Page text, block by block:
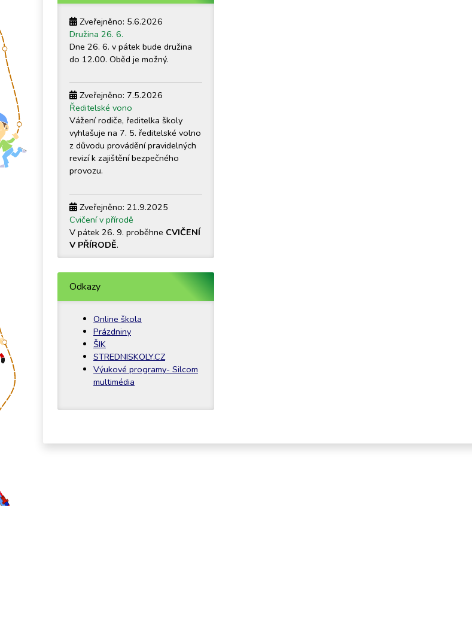
Zveřejněno: 5.6.2026
Družina 26. 6.
Dne 26. 6. v pátek bude družina
do 12.00. Oběd je možný.
Zveřejněno: 7.5.2026
Ředitelské vono
Vážení rodiče, ředitelka školy
vyhlašuje na 7. 5. ředitelské volno
z důvodu provádění pravidelných
revizí k zajištění bezpečného
provozu.
Zveřejněno: 21.9.2025
Cvičení v přírodě
V pátek 26. 9. proběhne CVIČENÍ
V PŘÍRODĚ.
Odkazy
Online škola
Prázdniny
ŠIK
STREDNISKOLY.CZ
Výukové programy- Silcom
multimédia